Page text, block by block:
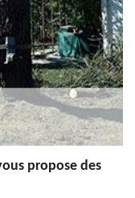
propose des